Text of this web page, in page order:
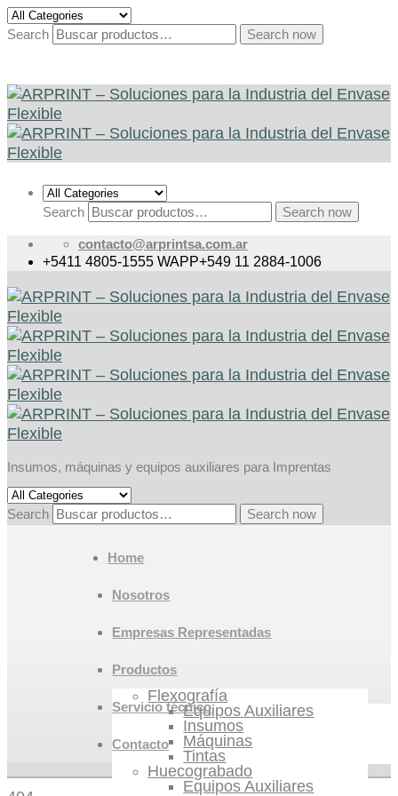
Search Search now
Search Search now
contacto@arprintsa.com.ar
+5411 4805-1555 WAPP+549 11 2884-1006
Insumos, máquinas y equipos auxiliares para Imprentas
Search Search now
Home
Nosotros
Empresas Representadas
Productos
Flexografía
Equipos Auxiliares
Insumos
Máquinas
Tintas
Huecograbado
Equipos Auxiliares
Servicio técnico
Contacto